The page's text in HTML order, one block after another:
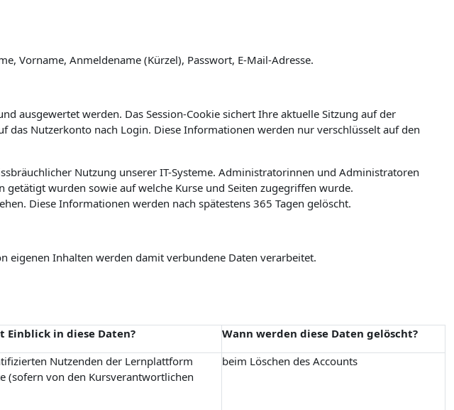
Vorname, Anmeldename (Kürzel), Passwort, E-Mail-Adresse.
ausgewertet werden. Das Session-Cookie sichert Ihre aktuelle Sitzung auf der
Nutzerkonto nach Login. Diese Informationen werden nur verschlüsselt auf den
Nutzung unserer IT-Systeme. Administratorinnen und Administratoren
wurden sowie auf welche Kurse und Seiten zugegriffen wurde.
Diese Informationen werden nach spätestens 365 Tagen gelöscht.
eigenen Inhalten werden damit verbundene Daten verarbeitet.
Einblick in diese Daten?
Wann werden diese Daten gelöscht?
Nutzenden der Lernplattform
(sofern von den Kursverantwortlichen
beim Löschen des Accounts